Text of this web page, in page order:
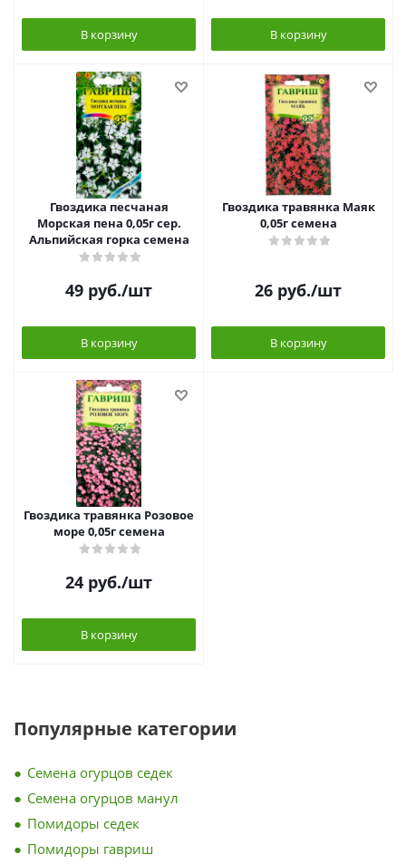
В корзину В корзину
Гвоздика песчаная
Морская пена 0,05г сер.
Альпийская горка семена
49 руб./шт
В корзину
Гвоздика травянка Маяк
0,05г семена
26 руб./шт
В корзину
Гвоздика травянка Розовое
море 0,05г семена
24 руб./шт
В корзину
Популярные категории
Семена огурцов седек
Семена огурцов манул
Помидоры седек
Помидоры гавриш